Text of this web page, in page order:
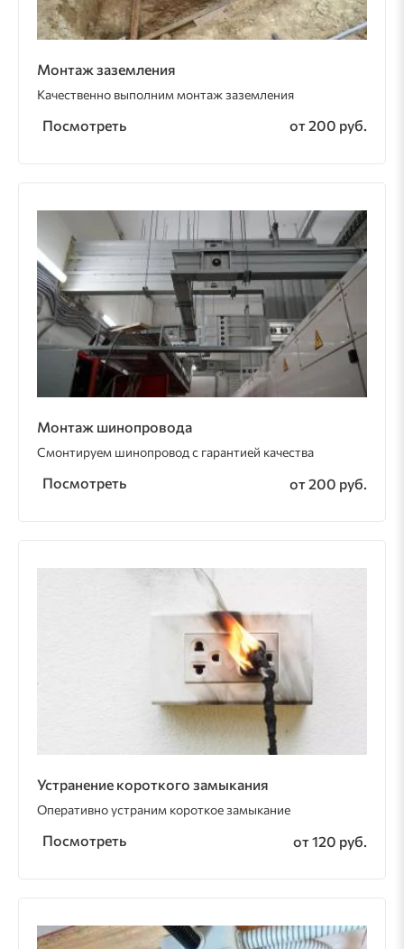
Монтаж заземления
Качественно выполним монтаж заземления
Посмотреть от 200 руб.
Монтаж шинопровода
Смонтируем шинопровод с гарантией качества
Посмотреть от 200 руб.
Устранение короткого замыкания
Оперативно устраним короткое замыкание
Посмотреть от 120 руб.